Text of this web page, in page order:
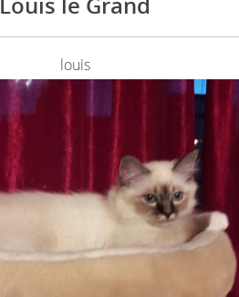
louis